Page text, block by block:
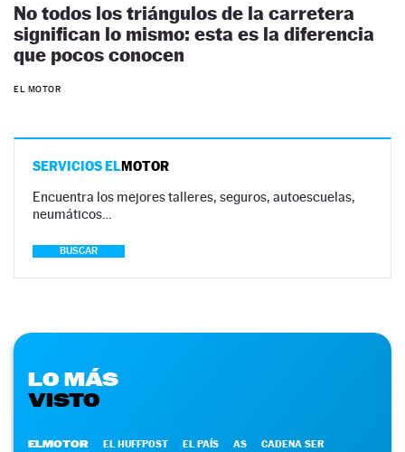
No todos los triángulos de la carretera
significan lo mismo: esta es la diferencia
que pocos conocen
EL MOTOR
SERVICIOS ELMOTOR
Encuentra los mejores talleres, seguros, autoescuelas,
neumáticos…
BUSCAR
LO MÁS
VISTO
ELMOTOR EL HUFFPOST EL PAÍS AS CADENA SER